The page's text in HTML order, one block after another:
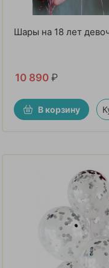
Шары на 18 лет
10 890 ₽
В корзину